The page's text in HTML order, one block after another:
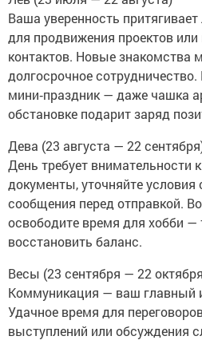
Ваша уверенность
для продвижения проектов
контактов. Новые знакомства
долгосрочное
мини‑праздник — даже чашка
обстановке подарит заряд
Дева (23 августа — 22
День требует внимательности
документы, уточняйте условия
сообщения перед отправкой.
освободите время для хобби
восстановить баланс.
Весы (23 сентября — 22
Коммуникация — ваш главный
Удачное время для
выступлений или обсуждения